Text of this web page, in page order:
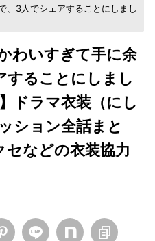
、3人でシェアすることにしまし
わいすぎて手に余
することにしまし
ドラマ衣装（にし
ション全話まと
セなどの衣装協力